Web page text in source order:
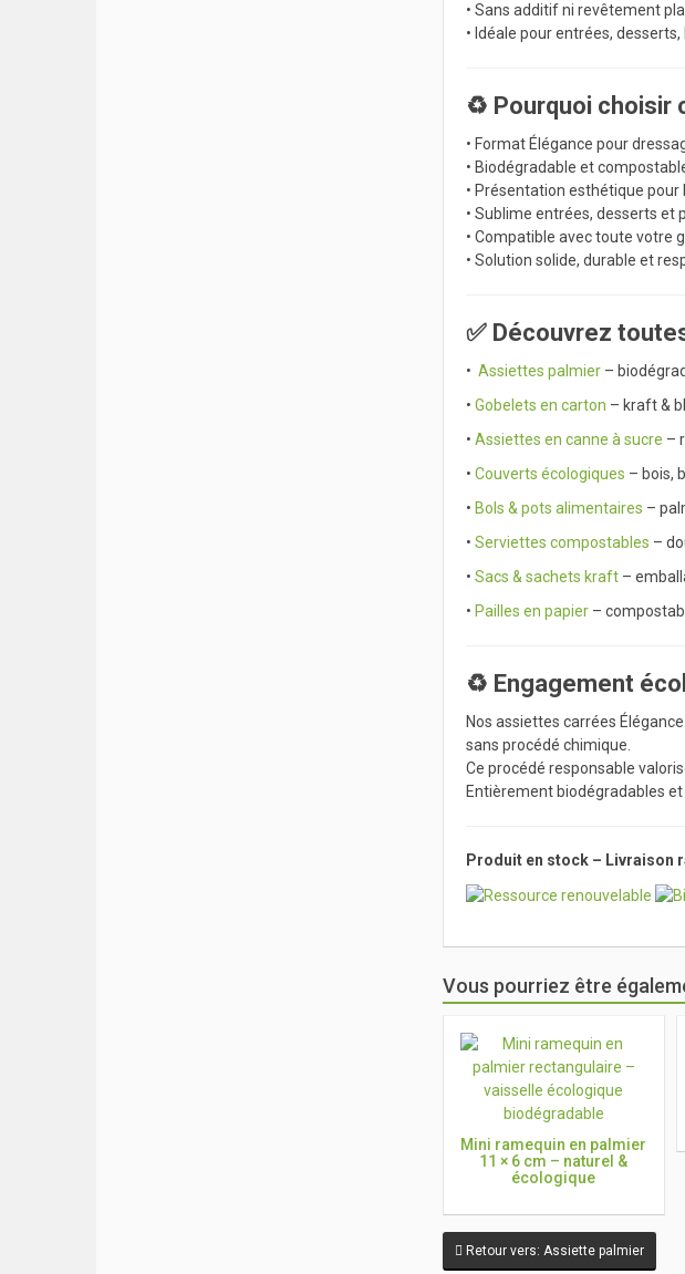
• Sans additif ni revêtement
• Idéale pour entrées,
♻️ Pourquoi choisir
• Format Élégance pour
• Biodégradable et
• Présentation esthétique
• Sublime entrées, desserts et
• Compatible avec toute votre
• Solution solide, durable et
✅ Découvrez
• Assiettes palmier–
• Gobelets en carton – kraft &
• Assiettes en canne à sucre –
• Couverts écologiques – bois,
• Bols & pots alimentaires –
• Serviettes compostables –
• Sacs & sachets kraft–
• Pailles en papier–
♻️ Engagement
Nos assiettes carrées
sans procédé chimique.
Ce procédé responsable
Entièrement biodégradables
Produit en stock – Livraison
Vous pourriez être
Mini ramequin en palmier
11 × 6 cm – naturel &
écologique
Retour vers: Assiette palmier